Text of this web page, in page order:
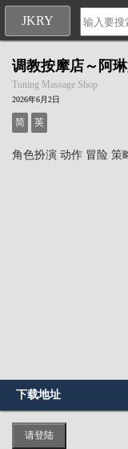
JKRY
调教按摩店～阿琳
Tuning Massage Shop
2026年6月2日
简 英
角色扮演 动作 冒险 策
下载地址
请登陆